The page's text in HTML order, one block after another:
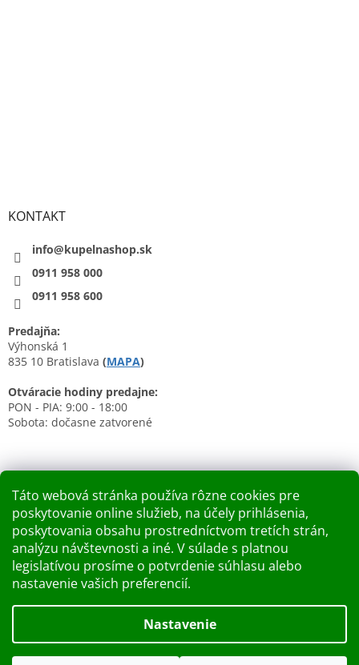
Táto webová stránka používa rôzne cookies pre
poskytovanie online služieb, na účely prihlásenia,
poskytovania obsahu prostredníctvom tretích strán,
analýzu návštevnosti a iné. V súlade s platnou
legislatívou prosíme o potvrdenie súhlasu alebo
nastavenie vašich preferencií.
Nastavenie
Dobry deň Chceme Vás informovať, že predajňa bude zatvorená
KONTAKT
info@kupelnashop.sk
0911 958 000
0911 958 600
Predajňa:
Výhonská 1
835 10 Bratislava (MAPA)
Otváracie hodiny predajne:
PON - PIA: 9:00 - 18:00
Sobota: dočasne zatvorené
Nákupný košík
0KS / 0 €
Copyright 2026Kupelnashop.sk. Všetky práva vyhradené.